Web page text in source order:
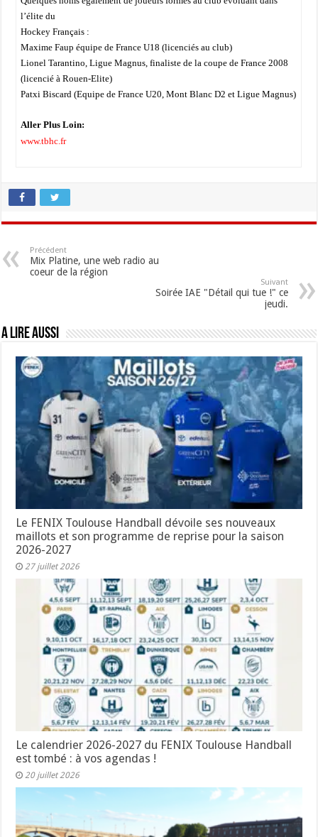
l’élite du
Hockey Français :
Maxime Faup équipe de France U18 (licenciés au club)
Lionel Tarantino, Ligue Magnus, finaliste de la coupe de France 2008
(licencié à Rouen-Elite)
Patxi Biscard (Equipe de France U20, Mont Blanc D2 et Ligue Magnus)
Aller Plus Loin:
www.tbhc.fr
Précédent
Mix Platine, une web radio au
coeur de la région
Suivant
Soirée IAE "Détail qui tue !" ce
jeudi.
A lire aussi
Le FENIX Toulouse Handball dévoile ses nouveaux
maillots et son programme de reprise pour la saison
2026-2027
27 juillet 2026
Le calendrier 2026-2027 du FENIX Toulouse Handball
est tombé : à vos agendas !
20 juillet 2026